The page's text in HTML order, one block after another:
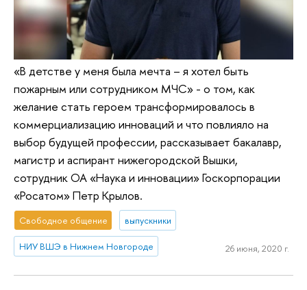
«В детстве у меня была мечта – я хотел быть
пожарным или сотрудником МЧС» - о том, как
желание стать героем трансформировалось в
коммерциализацию инноваций и что повлияло на
выбор будущей профессии, рассказывает бакалавр,
магистр и аспирант нижегородской Вышки,
сотрудник ОА «Наука и инновации» Госкорпорации
«Росатом» Петр Крылов.
Свободное общение выпускники
НИУ ВШЭ в Нижнем Новгороде 26 июня, 2020 г.